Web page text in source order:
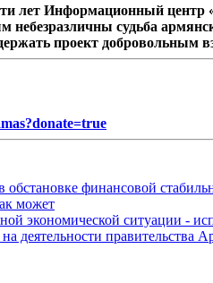
лет Информационный
небезразличны судьба
проект добровольным
финансовой
может
экономической ситуации -
деятельности правительства